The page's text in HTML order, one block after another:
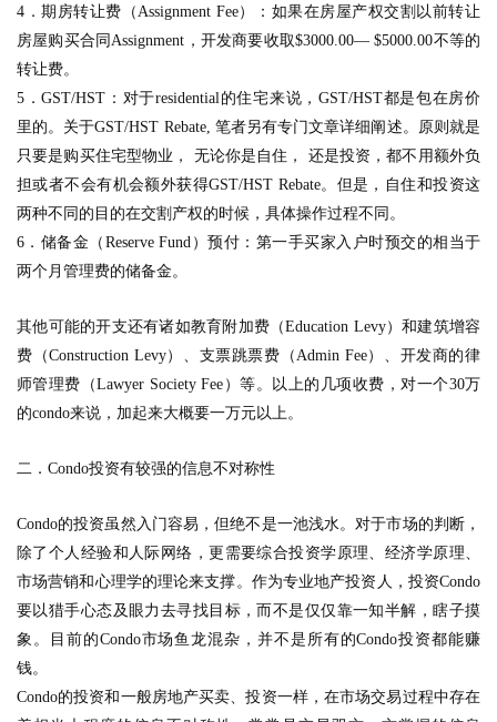
4 ．期房转让费（ Assignment Fee）：如果在房屋产权交割以前转让
房屋购买合同 Assignment ，开发商要收取$3000.00— $5000.00不等的
转让费。
5 ．GST/HST ：对于residential 的住宅来说， GST/HST都是包在房价
里的。 关于GST/HST Rebate, 笔者另有专门文章详细阐述 。原则就是
只要是购买住宅型物业， 无论你是自住， 还是投资，都不用额外负
担或者不会有机会额外获得GST/HST Rebate。但是，自住和投资这
两种不同的目的在交割产权的时候，具体操作过程不同。
6 ．储备金（ Reserve Fund ）预付：第一手买家入户时预交的相当于
两个月管理费的储备金。
其他可能的开支还有诸如教育附加费（Education Levy）和建筑增容
费（Construction Levy）、支票跳票费（ Admin Fee）、开发商的律
师管理费（Lawyer Society Fee ）等。以上的几项收费，对一个30万
的condo来说，加起来大概要一万元以上。
二． Condo投资有较强的信息不对称性
Condo的投资虽然入门容易，但绝不是一池浅水。对于市场的判断，
除了个人经验和人际网络，更需要综合投资学原理、经济学原理、
市场营销和心理学的理论来支撑。作为专业地产投资人，投资Condo
要以猎手心态及眼力去寻找目标，而不是仅仅靠一知半解，瞎子摸
象。目前的Condo市场鱼龙混杂，并不是所有的Condo投资都能赚
钱。
Condo的投资和一般房地产买卖、投资一样，在市场交易过程中存在